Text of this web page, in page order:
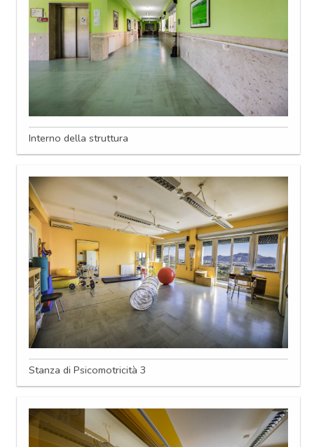
Interno della struttura
Stanza di Psicomotricità 3